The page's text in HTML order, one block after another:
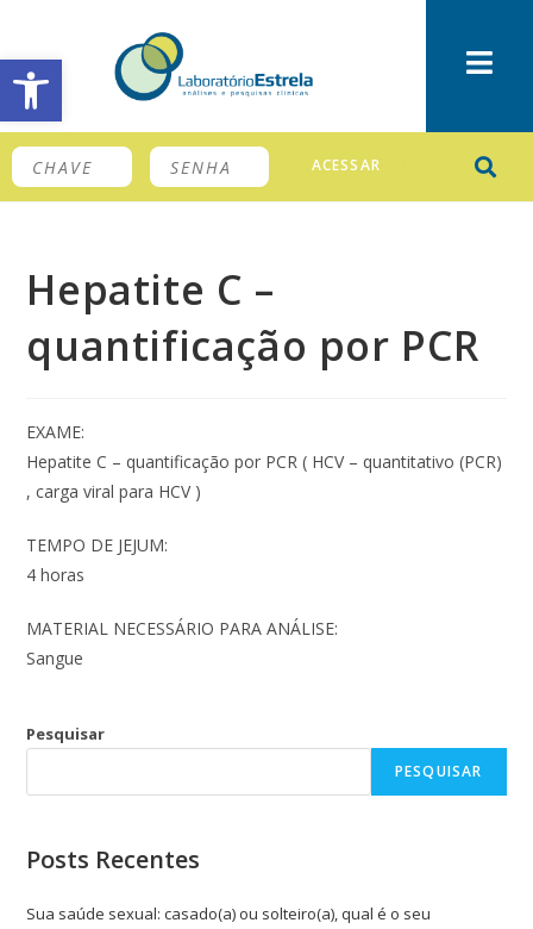
Barra de Ferramentas Aberta
ACESSAR
Hepatite C –
quantificação por PCR
EXAME:
Hepatite C – quantificação por PCR ( HCV – quantitativo (PCR)
, carga viral para HCV )
TEMPO DE JEJUM:
4 horas
MATERIAL NECESSÁRIO PARA ANÁLISE:
Sangue
Pesquisar
PESQUISAR
Posts Recentes
Sua saúde sexual: casado(a) ou solteiro(a), qual é o seu